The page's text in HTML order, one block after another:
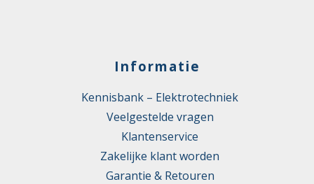
Informatie
Kennisbank – Elektrotechniek
Veelgestelde vragen
Klantenservice
Zakelijke klant worden
Garantie & Retouren